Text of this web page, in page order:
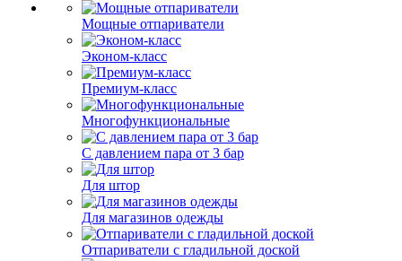
Мощные отпариватели
Эконом-класс
Премиум-класс
Многофункциональные
С давлением пара от 3 бар
Для штор
Для магазинов одежды
Отпариватели с гладильной доской